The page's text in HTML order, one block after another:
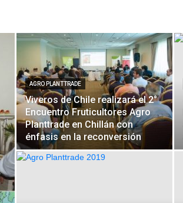
AGRO PLANTTRADE
Viveros de Chile realizará el 2°
Encuentro Fruticultores Agro
Planttrade en Chillán con
énfasis en la reconversión